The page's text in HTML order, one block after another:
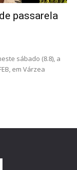
passarela
sábado (8.8), a
em Várzea